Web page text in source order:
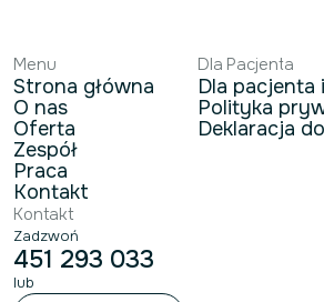
Menu
Strona główna
O nas
Oferta
Zespół
Praca
Kontakt
Dla Pacjenta
Dla pacjenta
Polityka
Deklaracja
Kontakt
Zadzwoń
451 293 033
lub